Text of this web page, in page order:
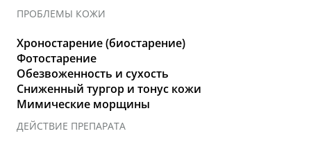
ПРОБЛЕМЫ КОЖИ
Хроностарение (биостарение)
Фотостарение
Обезвоженность и сухость
Сниженный тургор и тонус кожи
Мимические морщины
ДЕЙСТВИЕ ПРЕПАРАТА